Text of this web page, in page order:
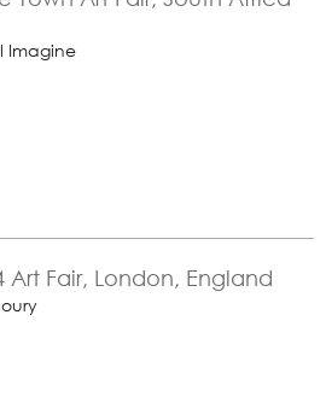
Imagine
Art Fair, London, England